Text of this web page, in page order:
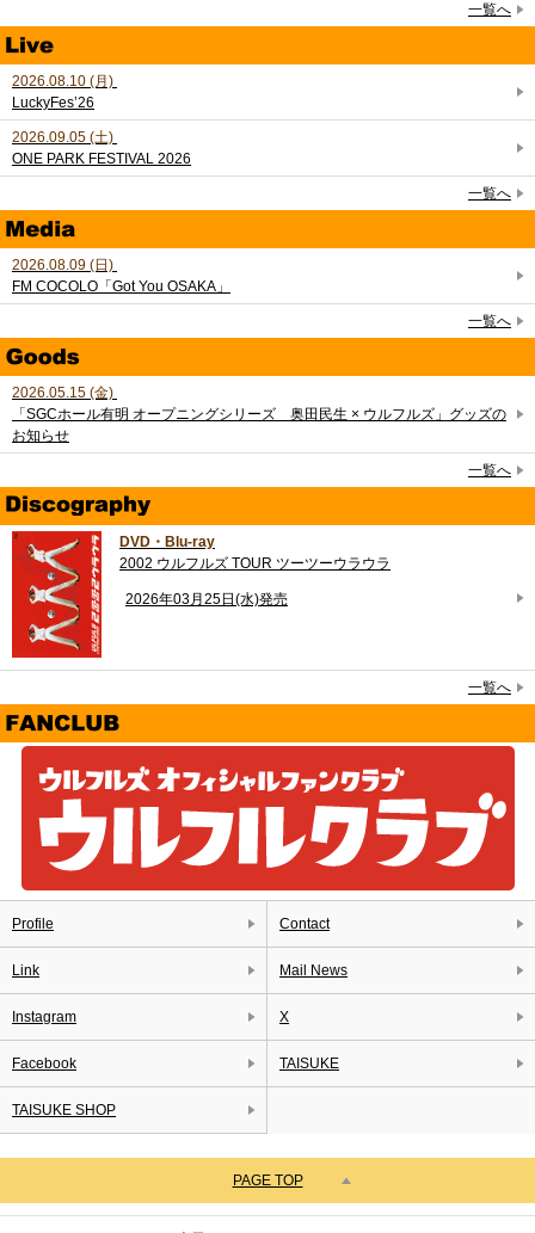
一覧へ
2026.08.10 (月)
LuckyFes’26
2026.09.05 (土)
ONE PARK FESTIVAL 2026
一覧へ
2026.08.09 (日)
FM COCOLO「Got You OSAKA」
一覧へ
2026.05.15 (金)
「SGCホール有明 オープニングシリーズ 奥田民生 × ウルフルズ」グッズの
お知らせ
一覧へ
DVD・Blu-ray
2002 ウルフルズ TOUR ツーツーウラウラ
2026年03月25日(水)発売
一覧へ
Profile Contact
Link Mail News
Instagram X
Facebook TAISUKE
TAISUKE SHOP
PAGE TOP